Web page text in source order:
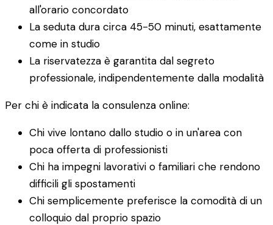
all'orario concordato
La seduta dura circa 45-50 minuti, esattamente
come in studio
La riservatezza è garantita dal segreto
professionale, indipendentemente dalla modalità
Per chi è indicata la consulenza online:
Chi vive lontano dallo studio o in un'area con
poca offerta di professionisti
Chi ha impegni lavorativi o familiari che rendono
difficili gli spostamenti
Chi semplicemente preferisce la comodità di un
colloquio dal proprio spazio